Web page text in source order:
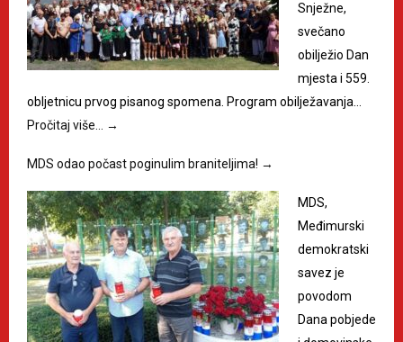
Snježne,
svečano
obilježio Dan
mjesta i 559.
obljetnicu prvog pisanog spomena. Program obilježavanja…
Pročitaj više… →
MDS odao počast poginulim braniteljima! →
MDS,
Međimurski
demokratski
savez je
povodom
Dana pobjede